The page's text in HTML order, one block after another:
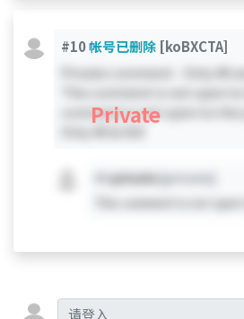
#10帐号已删除 [koBXCTA]
Private comment - Only #0
This comment is not open
comment is not open to the
Private
private [private]
This comment is not open